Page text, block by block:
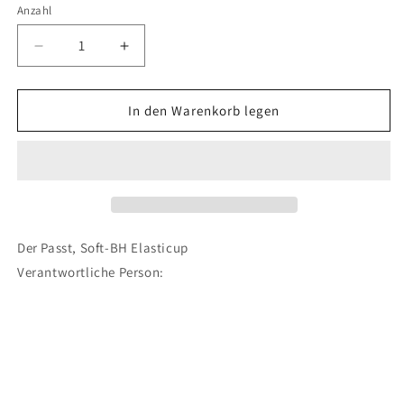
Anzahl
Verringere
die
Menge
BH
Erhöhe
die
Menge
für
BH
In den Warenkorb legen
Der Passt, Soft-BH Elasticup
Verantwortliche Person: